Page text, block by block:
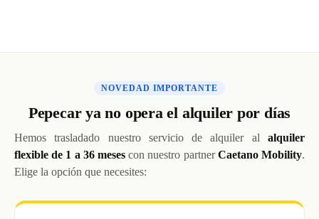
NOVEDAD IMPORTANTE
Pepecar ya no opera el alquiler por días
Hemos trasladado nuestro servicio de alquiler al alquiler
flexible de 1 a 36 meses con nuestro partnerCaetano Mobility.
Elige la opción que necesites: